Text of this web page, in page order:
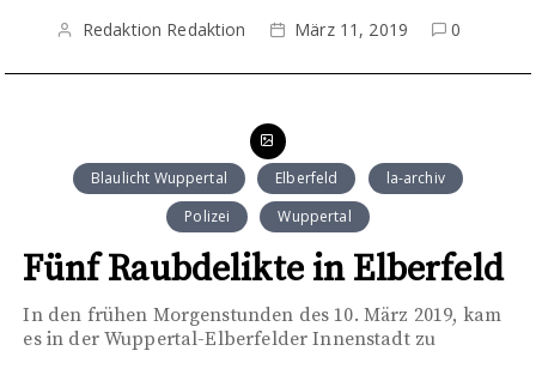
Redaktion Redaktion März 11, 2019 0
Blaulicht Wuppertal Elberfeld
la-archiv
Polizei
Wuppertal
Fünf Raubdelikte in Elberfeld
In den frühen Morgenstunden des 10. März 2019, kam
es in der Wuppertal-Elberfelder Innenstadt zu